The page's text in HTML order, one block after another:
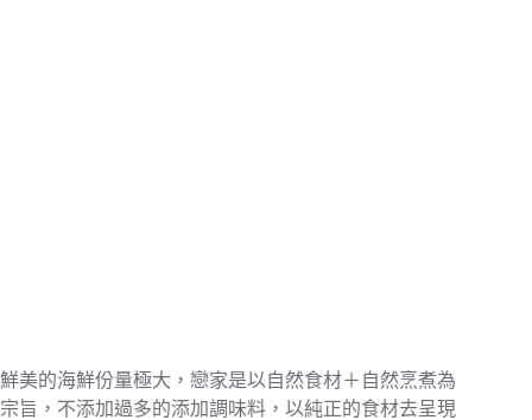
鮮美的海鮮份量極大，戀家是以自然食材＋自然烹煮為
宗旨，不添加過多的添加調味料，以純正的食材去呈現